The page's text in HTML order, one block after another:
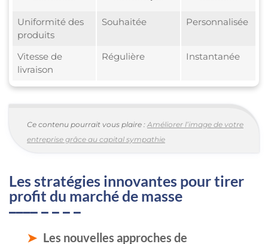
Uniformité des
produits
Souhaitée Personnalisée
Vitesse de
livraison
Régulière Instantanée
Ce contenu pourrait vous plaire :Améliorer l’image de votre
entreprise grâce au capital sympathie
Les stratégies innovantes pour tirer
profit du marché de masse
Les nouvelles approches de